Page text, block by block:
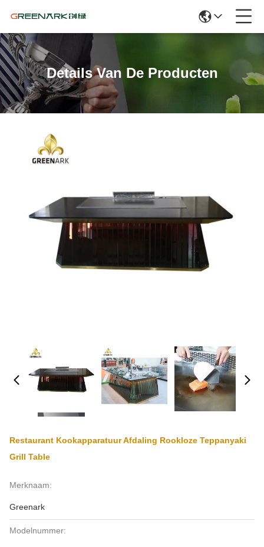
Details Van De Producten
Restaurant Kookapparatuur Afdaling Rookloze Teppanyaki
Grill Table
Merknaam:
Greenark
Modelnummer: